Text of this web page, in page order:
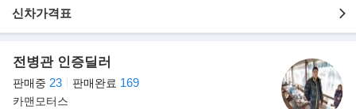
》무사고,1인소유,중고차매매상사의 중고차 성능점검을 마친 합법
적인 차량입니다
보험이력 0 원 입니다. 차량상태좋아요!!
》성능기록부상 하부 누유 없이 진단 나온 관리 잘된 차량입니다.
》전차주가 소중히 관리한 차량입니다.상태 좋은 차량 선별하여 올
립니다.차량상태 특AA급 입니다.
신차가격표
전병관 인증딜러
판매중 23 판매완료 169
카맨모터스